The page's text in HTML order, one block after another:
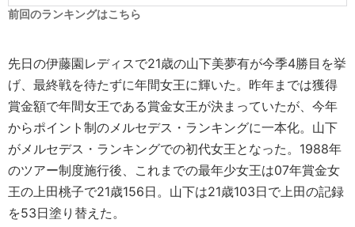
前回のランキングはこちら
先日の伊藤園レディスで21歳の山下美夢有が今季4勝目を挙
げ、最終戦を待たずに年間女王に輝いた。昨年までは獲得
賞金額で年間女王である賞金女王が決まっていたが、今年
からポイント制のメルセデス・ランキングに一本化。山下
がメルセデス・ランキングでの初代女王となった。1988年
のツアー制度施行後、これまでの最年少女王は07年賞金女
王の上田桃子で21歳156日。山下は21歳103日で上田の記録
を53日塗り替えた。